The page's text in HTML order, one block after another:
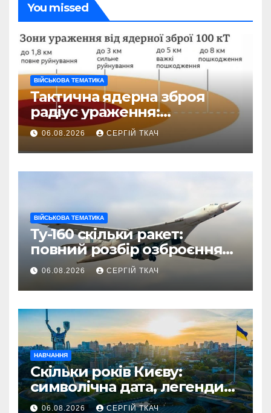
You missed
ВІЙСЬКОВА ТЕМАТИКА
Тактична ядерна зброя
радіус ураження:
детальний розбір зон
знищення
06.08.2026 СЕРГІЙ ТКАЧ
ВІЙСЬКОВА ТЕМАТИКА
Ту-160 скільки ракет:
повний розбір озброєння
стратегічного
бомбардувальника
06.08.2026 СЕРГІЙ ТКАЧ
НАВЧАННЯ
Скільки років Києву:
символічна дата, легенди
та те, що кажуть історики
06.08.2026 СЕРГІЙ ТКАЧ